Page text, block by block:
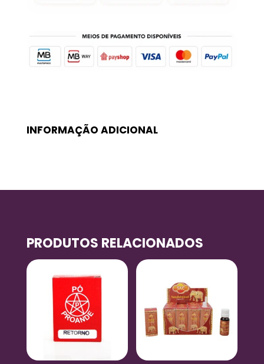
INFORMAÇÃO ADICIONAL
PRODUTOS RELACIONADOS